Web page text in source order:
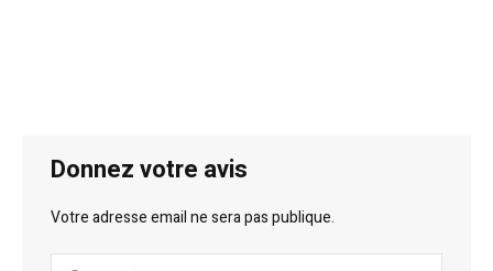
Donnez votre avis
Votre adresse email ne sera pas publique.